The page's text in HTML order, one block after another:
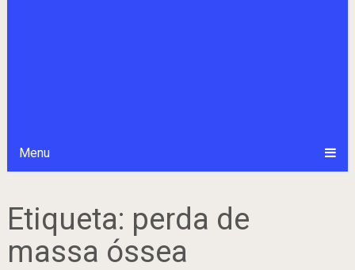
Menu
Etiqueta: perda de
massa óssea